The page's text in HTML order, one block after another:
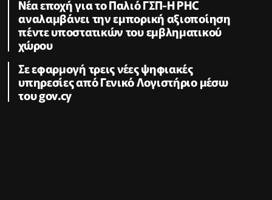
Νέα εποχή για το Παλιό ΓΣΠ-Η PHC
αναλαμβάνει την εμπορική αξιοποίηση
πέντε υποστατικών του εμβληματικού
χώρου
Σε εφαρμογή τρεις νέες ψηφιακές
υπηρεσίες από Γενικό Λογιστήριο μέσω
του gov.cy